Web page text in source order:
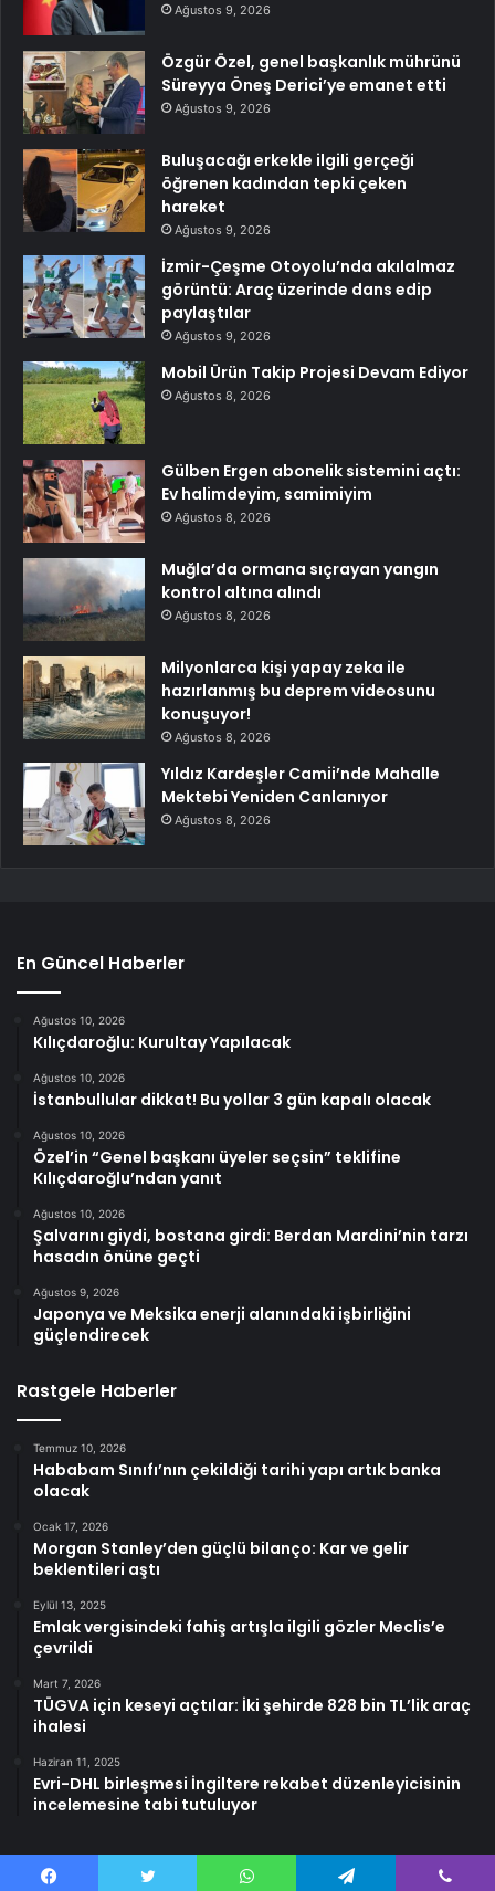
Ağustos 9, 2026
Özgür Özel, genel başkanlık mührünü
Süreyya Öneş Derici’ye emanet etti
Ağustos 9, 2026
Buluşacağı erkekle ilgili gerçeği
öğrenen kadından tepki çeken
hareket
Ağustos 9, 2026
İzmir-Çeşme Otoyolu’nda akılalmaz
görüntü: Araç üzerinde dans edip
paylaştılar
Ağustos 9, 2026
Mobil Ürün Takip Projesi Devam Ediyor
Ağustos 8, 2026
Gülben Ergen abonelik sistemini açtı:
Ev halimdeyim, samimiyim
Ağustos 8, 2026
Muğla’da ormana sıçrayan yangın
kontrol altına alındı
Ağustos 8, 2026
Milyonlarca kişi yapay zeka ile
hazırlanmış bu deprem videosunu
konuşuyor!
Ağustos 8, 2026
Yıldız Kardeşler Camii’nde Mahalle
Mektebi Yeniden Canlanıyor
Ağustos 8, 2026
En Güncel Haberler
Ağustos 10, 2026
Kılıçdaroğlu: Kurultay Yapılacak
Ağustos 10, 2026
İstanbullular dikkat! Bu yollar 3 gün kapalı olacak
Ağustos 10, 2026
Özel’in “Genel başkanı üyeler seçsin” teklifine
Kılıçdaroğlu’ndan yanıt
Ağustos 10, 2026
Şalvarını giydi, bostana girdi: Berdan Mardini’nin tarzı
hasadın önüne geçti
Ağustos 9, 2026
Japonya ve Meksika enerji alanındaki işbirliğini
güçlendirecek
Rastgele Haberler
Temmuz 10, 2026
Hababam Sınıfı’nın çekildiği tarihi yapı artık banka
olacak
Ocak 17, 2026
Morgan Stanley’den güçlü bilanço: Kar ve gelir
beklentileri aştı
Eylül 13, 2025
Emlak vergisindeki fahiş artışla ilgili gözler Meclis’e
çevrildi
Mart 7, 2026
TÜGVA için keseyi açtılar: İki şehirde 828 bin TL’lik araç
ihalesi
Haziran 11, 2025
Evri-DHL birleşmesi İngiltere rekabet düzenleyicisinin
incelemesine tabi tutuluyor